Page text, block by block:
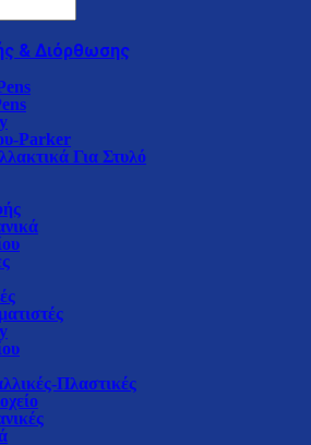
& Διόρθωσης
Parker
Για Στυλό
Πλαστικές